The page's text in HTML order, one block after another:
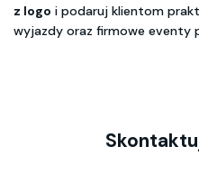
z logo i podaruj klientom
wyjazdy oraz firmowe eventy